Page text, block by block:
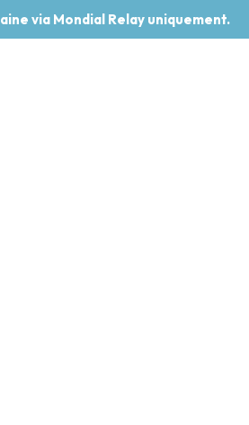
via Mondial Relay uniquement.